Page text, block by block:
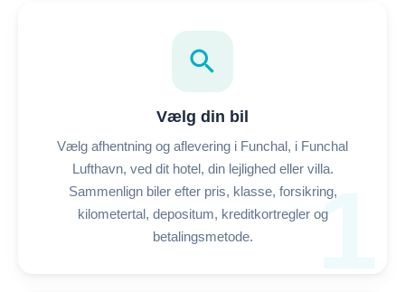
1
search
Vælg din bil
Vælg afhentning og aflevering i Funchal, i Funchal
Lufthavn, ved dit hotel, din lejlighed eller villa.
Sammenlign biler efter pris, klasse, forsikring,
kilometertal, depositum, kreditkortregler og
betalingsmetode.